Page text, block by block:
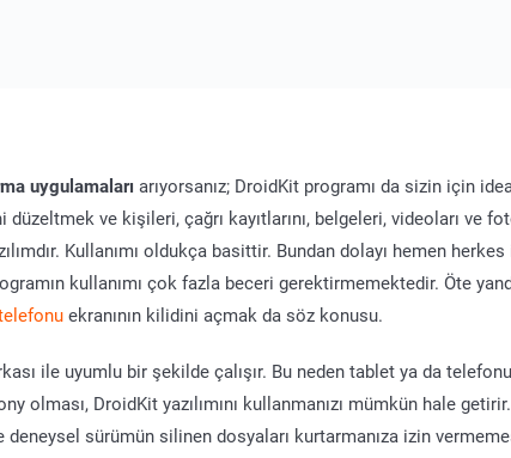
uygulamaları arıyorsanız; DroidKit programı da sizin için
düzeltmek ve kişileri, çağrı kayıtlarını, belgeleri, videoları ve
Kullanımı oldukça basittir. Bundan dolayı hemen
kullanımı çok fazla beceri gerektirmemektedir. Öte
ekranının kilidini açmak da söz konusu.
ile uyumlu bir şekilde çalışır. Bu neden tablet ya da
olması, DroidKit yazılımını kullanmanızı mümkün hale
sürümün silinen dosyaları kurtarmanıza izin